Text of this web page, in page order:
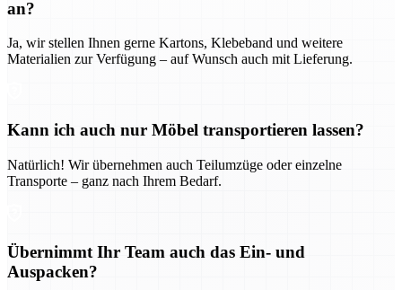
an?
Ja, wir stellen Ihnen gerne Kartons, Klebeband und weitere
Materialien zur Verfügung – auf Wunsch auch mit Lieferung.
Kann ich auch nur Möbel transportieren lassen?
Natürlich! Wir übernehmen auch Teilumzüge oder einzelne
Transporte – ganz nach Ihrem Bedarf.
Übernimmt Ihr Team auch das Ein- und
Auspacken?